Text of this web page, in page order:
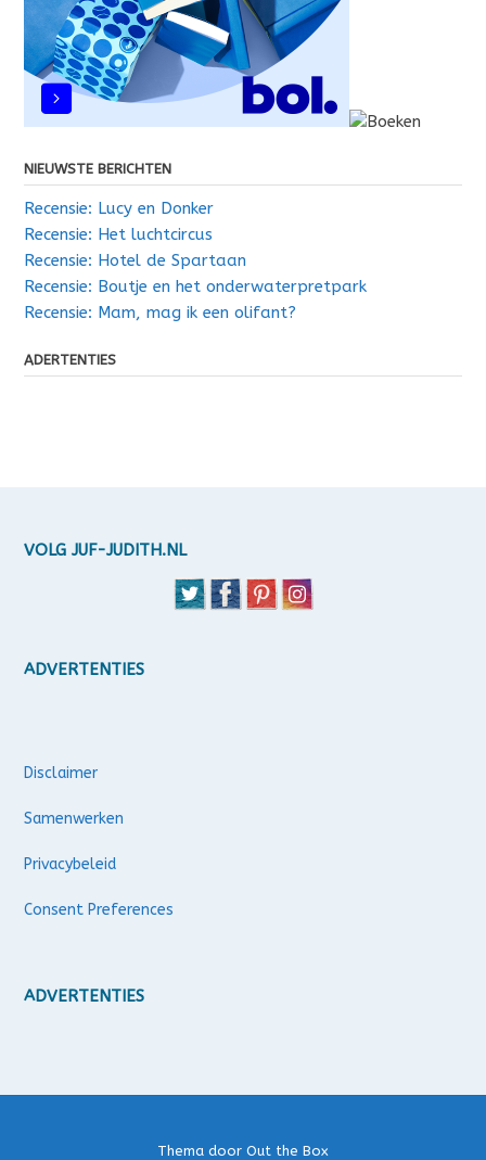
NIEUWSTE BERICHTEN
Recensie: Lucy en Donker
Recensie: Het luchtcircus
Recensie: Hotel de Spartaan
Recensie: Boutje en het onderwaterpretpark
Recensie: Mam, mag ik een olifant?
ADERTENTIES
VOLG JUF-JUDITH.NL
ADVERTENTIES
Disclaimer
Samenwerken
Privacybeleid
Consent Preferences
ADVERTENTIES
Thema door Out the Box